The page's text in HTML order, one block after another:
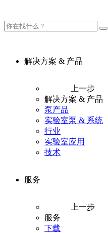
解决方案 & 产品
上一步
解决方案 & 产品
泵产品
实验室泵 & 系统
行业
实验室应用
技术
服务
上一步
服务
下载